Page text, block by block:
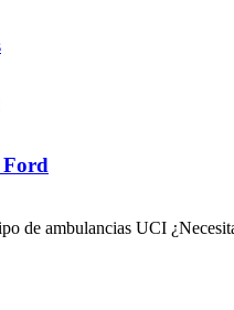
Ford
de ambulancias UCI